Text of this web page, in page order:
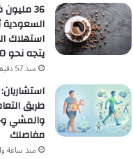
36
السعودية
استهلاك
يتجه نحو 40 مليار ريال
منذ 57 دقيقة
طريق
والمشي
مفاصلك
منذ ساعة